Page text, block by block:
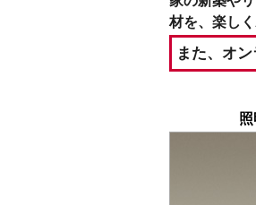
材を、楽し
また、オ